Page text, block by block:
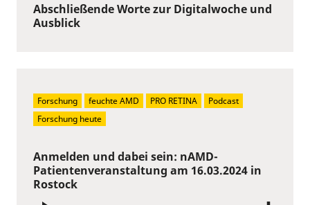
Abschließende Worte zur Digitalwoche und
Ausblick
Anmelden und dabei sein: nAMD-
Patientenveranstaltung am 16.03.2024 in
Rostock
Forschung feuchte AMD PRO RETINA
Podcast
Forschung heute